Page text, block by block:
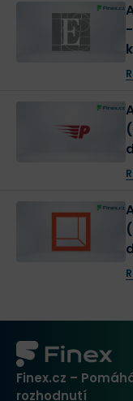
Finex.cz –
rozhodnutí